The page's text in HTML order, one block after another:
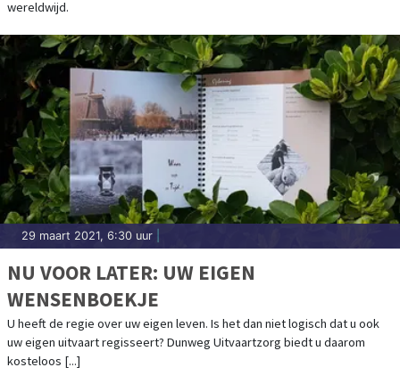
wereldwijd.
29 maart 2021, 6:30 uur
NU VOOR LATER: UW EIGEN
WENSENBOEKJE
U heeft de regie over uw eigen leven. Is het dan niet logisch dat u ook
uw eigen uitvaart regisseert? Dunweg Uitvaartzorg biedt u daarom
kosteloos [...]